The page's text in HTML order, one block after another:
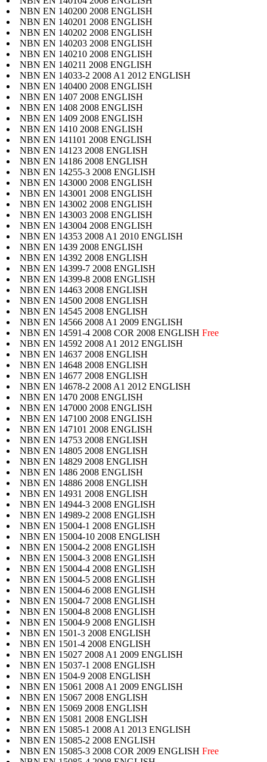
NBN EN 140200 2008 ENGLISH
NBN EN 140201 2008 ENGLISH
NBN EN 140202 2008 ENGLISH
NBN EN 140203 2008 ENGLISH
NBN EN 140210 2008 ENGLISH
NBN EN 140211 2008 ENGLISH
NBN EN 14033-2 2008 A1 2012 ENGLISH
NBN EN 140400 2008 ENGLISH
NBN EN 1407 2008 ENGLISH
NBN EN 1408 2008 ENGLISH
NBN EN 1409 2008 ENGLISH
NBN EN 1410 2008 ENGLISH
NBN EN 141101 2008 ENGLISH
NBN EN 14123 2008 ENGLISH
NBN EN 14186 2008 ENGLISH
NBN EN 14255-3 2008 ENGLISH
NBN EN 143000 2008 ENGLISH
NBN EN 143001 2008 ENGLISH
NBN EN 143002 2008 ENGLISH
NBN EN 143003 2008 ENGLISH
NBN EN 143004 2008 ENGLISH
NBN EN 14353 2008 A1 2010 ENGLISH
NBN EN 1439 2008 ENGLISH
NBN EN 14392 2008 ENGLISH
NBN EN 14399-7 2008 ENGLISH
NBN EN 14399-8 2008 ENGLISH
NBN EN 14463 2008 ENGLISH
NBN EN 14500 2008 ENGLISH
NBN EN 14545 2008 ENGLISH
NBN EN 14566 2008 A1 2009 ENGLISH
NBN EN 14591-4 2008 COR 2008 ENGLISH Free
NBN EN 14592 2008 A1 2012 ENGLISH
NBN EN 14637 2008 ENGLISH
NBN EN 14648 2008 ENGLISH
NBN EN 14677 2008 ENGLISH
NBN EN 14678-2 2008 A1 2012 ENGLISH
NBN EN 1470 2008 ENGLISH
NBN EN 147000 2008 ENGLISH
NBN EN 147100 2008 ENGLISH
NBN EN 147101 2008 ENGLISH
NBN EN 14753 2008 ENGLISH
NBN EN 14805 2008 ENGLISH
NBN EN 14829 2008 ENGLISH
NBN EN 1486 2008 ENGLISH
NBN EN 14886 2008 ENGLISH
NBN EN 14931 2008 ENGLISH
NBN EN 14944-3 2008 ENGLISH
NBN EN 14989-2 2008 ENGLISH
NBN EN 15004-1 2008 ENGLISH
NBN EN 15004-10 2008 ENGLISH
NBN EN 15004-2 2008 ENGLISH
NBN EN 15004-3 2008 ENGLISH
NBN EN 15004-4 2008 ENGLISH
NBN EN 15004-5 2008 ENGLISH
NBN EN 15004-6 2008 ENGLISH
NBN EN 15004-7 2008 ENGLISH
NBN EN 15004-8 2008 ENGLISH
NBN EN 15004-9 2008 ENGLISH
NBN EN 1501-3 2008 ENGLISH
NBN EN 1501-4 2008 ENGLISH
NBN EN 15027 2008 A1 2009 ENGLISH
NBN EN 15037-1 2008 ENGLISH
NBN EN 1504-9 2008 ENGLISH
NBN EN 15061 2008 A1 2009 ENGLISH
NBN EN 15067 2008 ENGLISH
NBN EN 15069 2008 ENGLISH
NBN EN 15081 2008 ENGLISH
NBN EN 15085-1 2008 A1 2013 ENGLISH
NBN EN 15085-2 2008 ENGLISH
NBN EN 15085-3 2008 COR 2009 ENGLISH Free